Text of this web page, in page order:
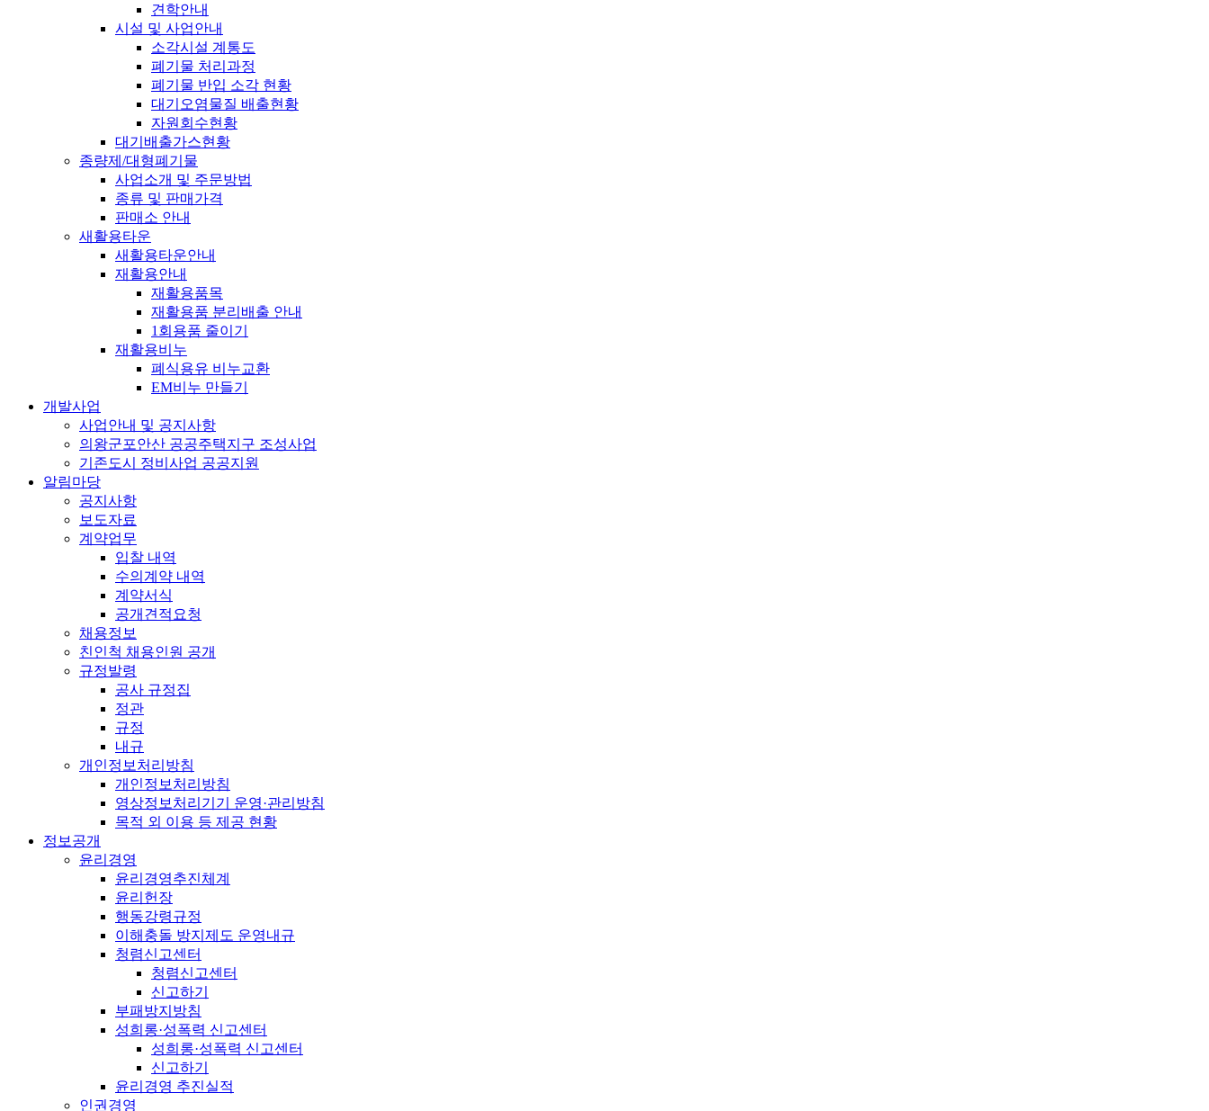
견학안내
시설 및 사업안내
소각시설 계통도
폐기물 처리과정
폐기물 반입 소각 현황
대기오염물질 배출현황
자원회수현황
대기배출가스현황
종량제/대형폐기물
사업소개 및 주문방법
종류 및 판매가격
판매소 안내
새활용타운
새활용타운안내
재활용안내
재활용품목
재활용품 분리배출 안내
1회용품 줄이기
재활용비누
폐식용유 비누교환
EM비누 만들기
개발사업
사업안내 및 공지사항
의왕군포안산 공공주택지구 조성사업
기존도시 정비사업 공공지원
알림마당
공지사항
보도자료
계약업무
입찰 내역
수의계약 내역
계약서식
공개견적요청
채용정보
친인척 채용인원 공개
규정발령
공사 규정집
정관
규정
내규
개인정보처리방침
개인정보처리방침
영상정보처리기기 운영·관리방침
목적 외 이용 등 제공 현황
정보공개
윤리경영
윤리경영추진체계
윤리헌장
행동강령규정
이해충돌 방지제도 운영내규
청렴신고센터
청렴신고센터
신고하기
부패방지방침
성희롱·성폭력 신고센터
성희롱·성폭력 신고센터
신고하기
윤리경영 추진실적
인권경영